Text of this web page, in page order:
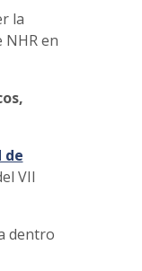
la
en
de
VII
dentro